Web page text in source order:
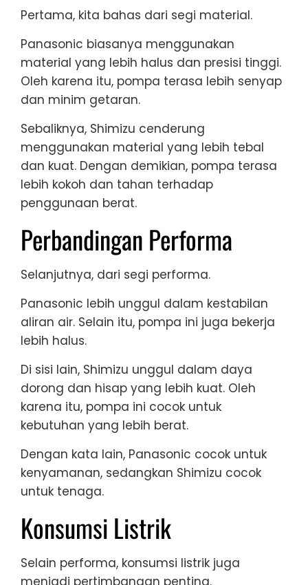
Pertama, kita bahas dari segi material.
Panasonic biasanya menggunakan
material yang lebih halus dan presisi tinggi.
Oleh karena itu, pompa terasa lebih senyap
dan minim getaran.
Sebaliknya, Shimizu cenderung
menggunakan material yang lebih tebal
dan kuat. Dengan demikian, pompa terasa
lebih kokoh dan tahan terhadap
penggunaan berat.
Perbandingan Performa
Selanjutnya, dari segi performa.
Panasonic lebih unggul dalam kestabilan
aliran air. Selain itu, pompa ini juga bekerja
lebih halus.
Di sisi lain, Shimizu unggul dalam daya
dorong dan hisap yang lebih kuat. Oleh
karena itu, pompa ini cocok untuk
kebutuhan yang lebih berat.
Dengan kata lain, Panasonic cocok untuk
kenyamanan, sedangkan Shimizu cocok
untuk tenaga.
Konsumsi Listrik
Selain performa, konsumsi listrik juga